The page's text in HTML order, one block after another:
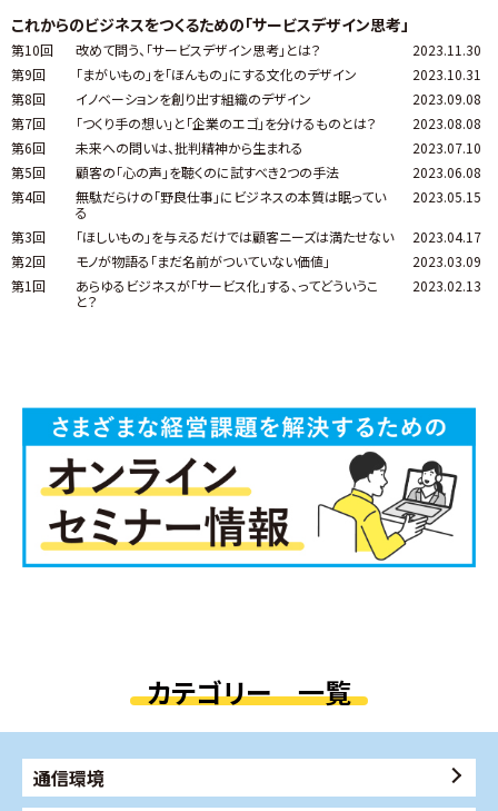
これからのビジネスをつくるための「サービスデザイン思考」
第10回 改めて問う、「サービスデザイン思考」とは？
2023.11.30
第9回
「まがいもの」を「ほんもの」にする文化のデザイン
2023.10.31
第8回
イノベーションを創り出す組織のデザイン
2023.09.08
第7回
「つくり手の想い」と「企業のエゴ」を分けるものとは？
2023.08.08
第6回
未来への問いは、批判精神から生まれる
2023.07.10
第5回
顧客の「心の声」を聴くのに試すべき2つの手法
2023.06.08
第4回
無駄だらけの「野良仕事」にビジネスの本質は眠ってい
る
2023.05.15
第3回 「ほしいもの」を与えるだけでは顧客ニーズは満たせない
2023.04.17
第2回
モノが物語る「まだ名前がついていない価値」
2023.03.09
第1回
あらゆるビジネスが「サービス化」する、ってどういうこ
と？
2023.02.13
カテゴリー 一覧
通信環境